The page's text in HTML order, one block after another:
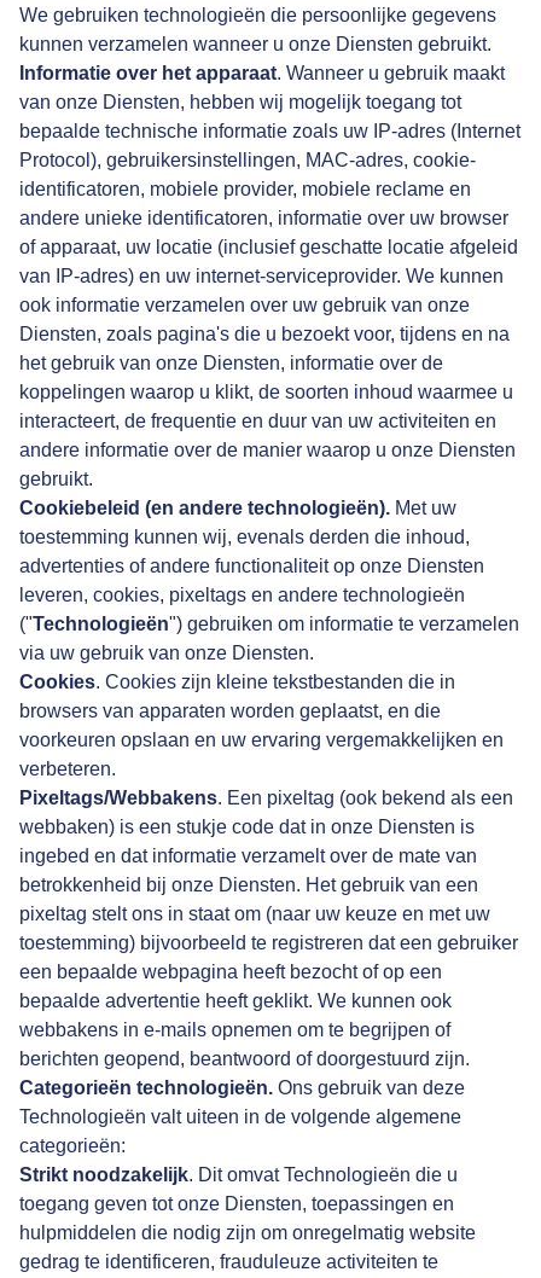
We gebruiken technologieën die persoonlijke gegevens
kunnen verzamelen wanneer u onze Diensten gebruikt.
Informatie over het apparaat. Wanneer u gebruik maakt
van onze Diensten, hebben wij mogelijk toegang tot
bepaalde technische informatie zoals uw IP-adres (Internet
Protocol), gebruikersinstellingen, MAC-adres, cookie-
identificatoren, mobiele provider, mobiele reclame en
andere unieke identificatoren, informatie over uw browser
of apparaat, uw locatie (inclusief geschatte locatie afgeleid
van IP-adres) en uw internet-serviceprovider. We kunnen
ook informatie verzamelen over uw gebruik van onze
Diensten, zoals pagina's die u bezoekt voor, tijdens en na
het gebruik van onze Diensten, informatie over de
koppelingen waarop u klikt, de soorten inhoud waarmee u
interacteert, de frequentie en duur van uw activiteiten en
andere informatie over de manier waarop u onze Diensten
gebruikt.
Cookiebeleid (en andere technologieën). Met uw
toestemming kunnen wij, evenals derden die inhoud,
advertenties of andere functionaliteit op onze Diensten
leveren, cookies, pixeltags en andere technologieën
("Technologieën") gebruiken om informatie te verzamelen
via uw gebruik van onze Diensten.
Cookies. Cookies zijn kleine tekstbestanden die in
browsers van apparaten worden geplaatst, en die
voorkeuren opslaan en uw ervaring vergemakkelijken en
verbeteren.
Pixeltags/Webbakens. Een pixeltag (ook bekend als een
webbaken) is een stukje code dat in onze Diensten is
ingebed en dat informatie verzamelt over de mate van
betrokkenheid bij onze Diensten. Het gebruik van een
pixeltag stelt ons in staat om (naar uw keuze en met uw
toestemming) bijvoorbeeld te registreren dat een gebruiker
een bepaalde webpagina heeft bezocht of op een
bepaalde advertentie heeft geklikt. We kunnen ook
webbakens in e-mails opnemen om te begrijpen of
berichten geopend, beantwoord of doorgestuurd zijn.
Categorieën technologieën. Ons gebruik van deze
Technologieën valt uiteen in de volgende algemene
categorieën:
Strikt noodzakelijk. Dit omvat Technologieën die u
toegang geven tot onze Diensten, toepassingen en
hulpmiddelen die nodig zijn om onregelmatig website
gedrag te identificeren, frauduleuze activiteiten te